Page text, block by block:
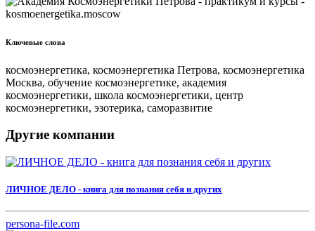
Ключевые слова
космоэнергетика, космоэнергетика Петрова, космоэнергетика
Москва, обучение космоэнергетике, академия
космоэнергетики, школа космоэнергетики, центр
космоэнергетики, эзотерика, саморазвитие
Другие компании
ЛИЧНОЕ ДЕЛО - книга для познания себя и других
persona-file.com